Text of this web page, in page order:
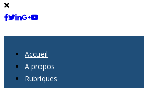
Accueil
A propos
Rubriques